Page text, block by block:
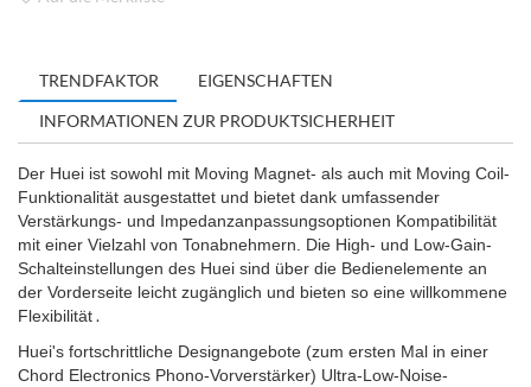
TRENDFAKTOR
EIGENSCHAFTEN
INFORMATIONEN ZUR PRODUKTSICHERHEIT
Der Huei ist sowohl mit Moving Magnet- als auch mit Moving Coil-
Funktionalität ausgestattet und bietet dank umfassender
Verstärkungs- und Impedanzanpassungsoptionen Kompatibilität
mit einer Vielzahl von Tonabnehmern. Die High- und Low-Gain-
Schalteinstellungen des Huei sind über die Bedienelemente an
der Vorderseite leicht zugänglich und bieten so eine willkommene
Flexibilität.
Huei's fortschrittliche Designangebote (zum ersten Mal in einer
Chord Electronics Phono-Vorverstärker) Ultra-Low-Noise-